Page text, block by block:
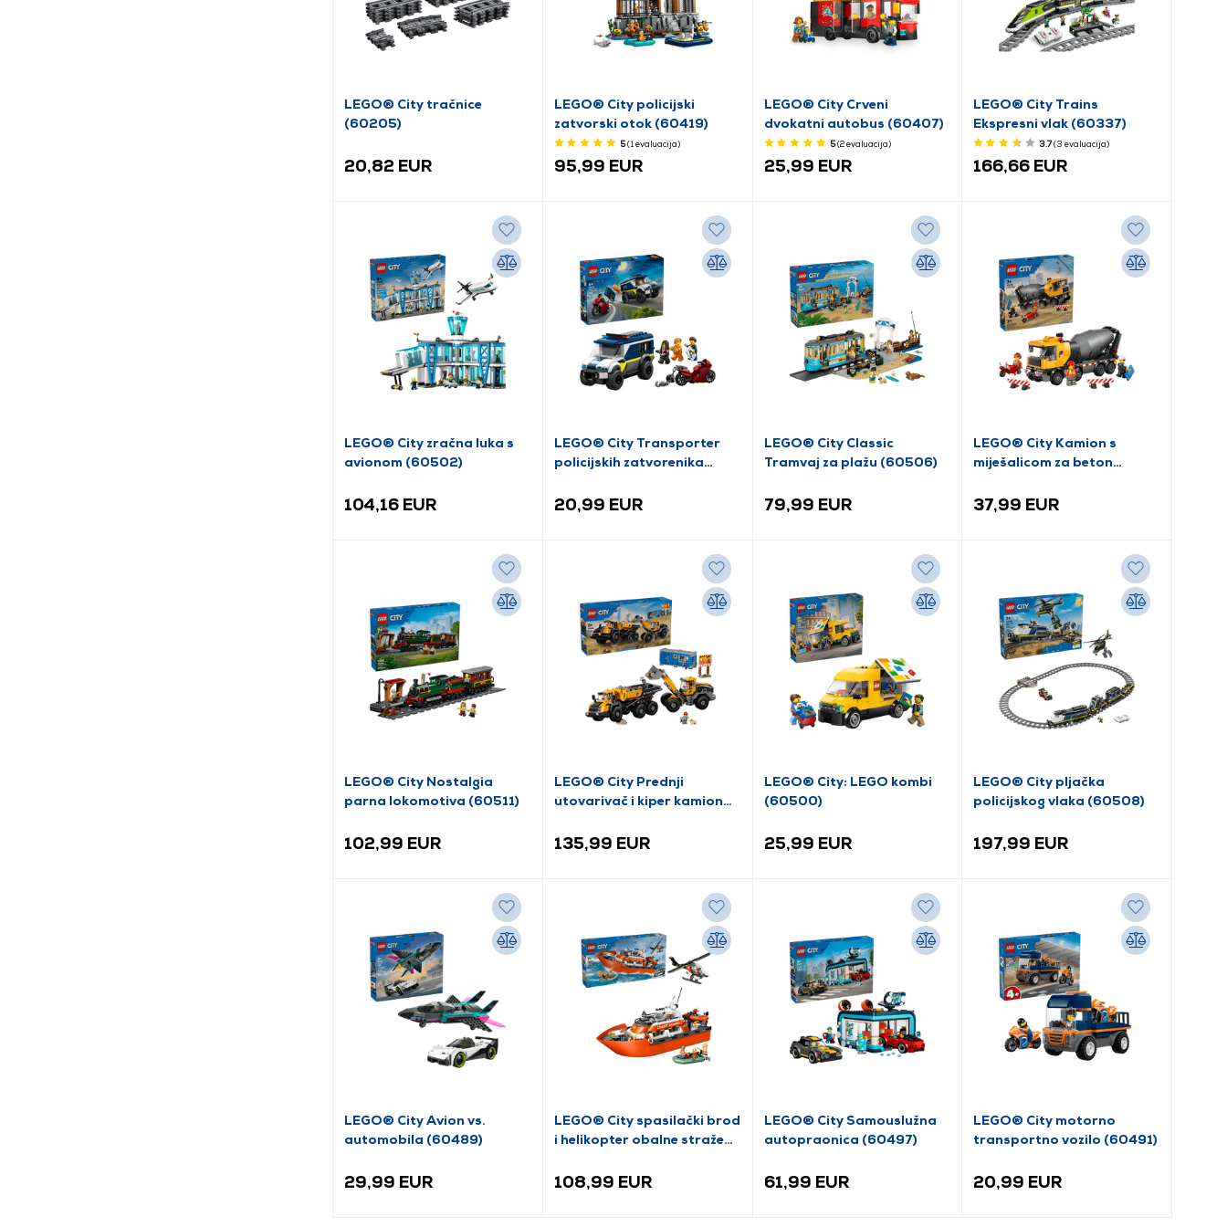
LEGO® City tračnice
(60205)
20,82 EUR
LEGO® City policijski
zatvorski otok (60419)
5(1 evaluacija)
95,99 EUR
LEGO® City Crveni
dvokatni autobus (60407)
5(2evaluacija)
25,99 EUR
LEGO® City Trains
Ekspresni vlak (60337)
3.7(3 evaluacija)
166,66 EUR
LEGO® City zračna luka s
avionom (60502)
104,16 EUR
LEGO® City Transporter
policijskih zatvorenika
20,99 EUR
LEGO® City Classic
Tramvaj za plažu (60506)
79,99 EUR
LEGO® City Kamion s
miješalicom za beton
37,99 EUR
LEGO® City Nostalgia
parna lokomotiva (60511)
102,99 EUR
LEGO® City Prednji
utovarivač i kiper kamion
135,99 EUR
LEGO® City: LEGO kombi
(60500)
25,99 EUR
LEGO® City pljačka
policijskog vlaka (60508)
197,99 EUR
LEGO® City Avion vs.
automobila (60489)
29,99 EUR
LEGO® City spasilački brod
i helikopter obalne straže
108,99 EUR
LEGO® City Samouslužna
autopraonica (60497)
61,99 EUR
LEGO® City motorno
transportno vozilo (60491)
20,99 EUR